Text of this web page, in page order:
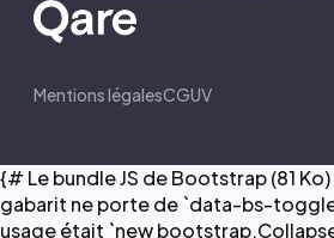
Mentions légalesCGUV
{# Le bundle JS de Bootstrap (81
gabarit ne porte de `data-bs-
usage était `new